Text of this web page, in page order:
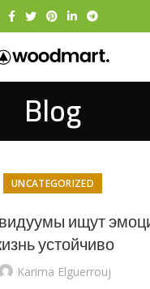
Blog
UNCATEGORIZED
ищут
устойчиво
Karima Elguerrouj